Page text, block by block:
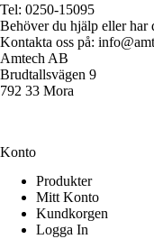
Tel: 0250-15095
Behöver du hjälp eller har
Kontakta oss på:
Amtech AB
Brudtallsvägen 9
792 33 Mora
Konto
Produkter
Mitt Konto
Kundkorgen
Logga In